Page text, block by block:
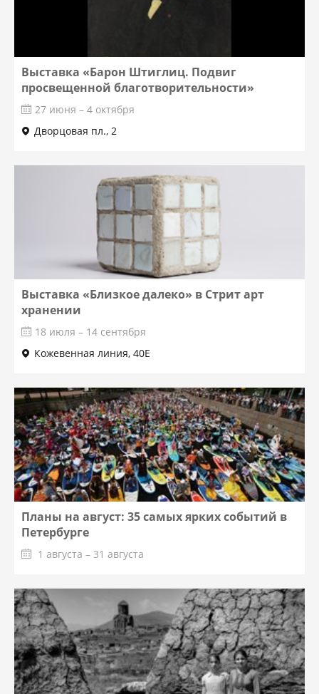
Выставка «Барон Штиглиц. Подвиг
просвещенной благотворительности»
27 июня – 4 октября
Дворцовая пл., 2
Выставка «Близкое далеко» в Стрит арт
хранении
18 июля – 14 сентября
Кожевенная линия, 40Е
Планы на август: 35 самых ярких событий в
Петербурге
1 августа – 31 августа